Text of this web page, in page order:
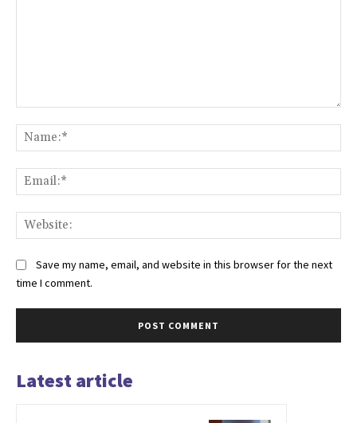
Save my name, email, and website in this browser for the next
time I comment.
Latest article